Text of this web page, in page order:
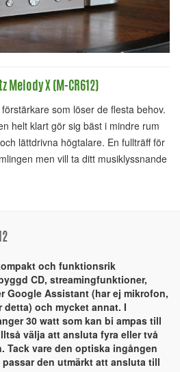
X (M-CR612)
som löser de flesta behov.
helt klart gör sig bäst i mindre rum
lättdrivna högtalare. En fullträff för
men vill ta ditt musiklyssnande
och funktionsrik
CD, streamingfunktioner,
Google Assistant (har ej mikrofon,
och mycket annat. I
30 watt som kan bi ampas till
välja att ansluta fyra eller två
Tack vare den optiska ingången
den utmärkt att ansluta till